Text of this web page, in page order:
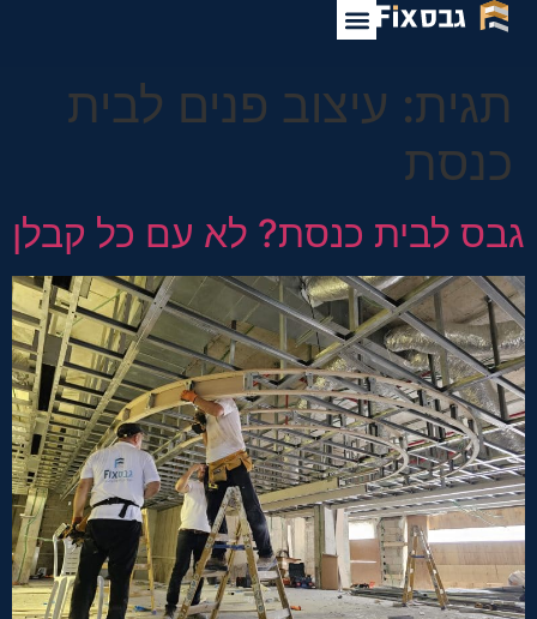
לתוכן
תגית: עיצוב פנים לבית
כנסת
גבס לבית כנסת? לא עם כל קבלן